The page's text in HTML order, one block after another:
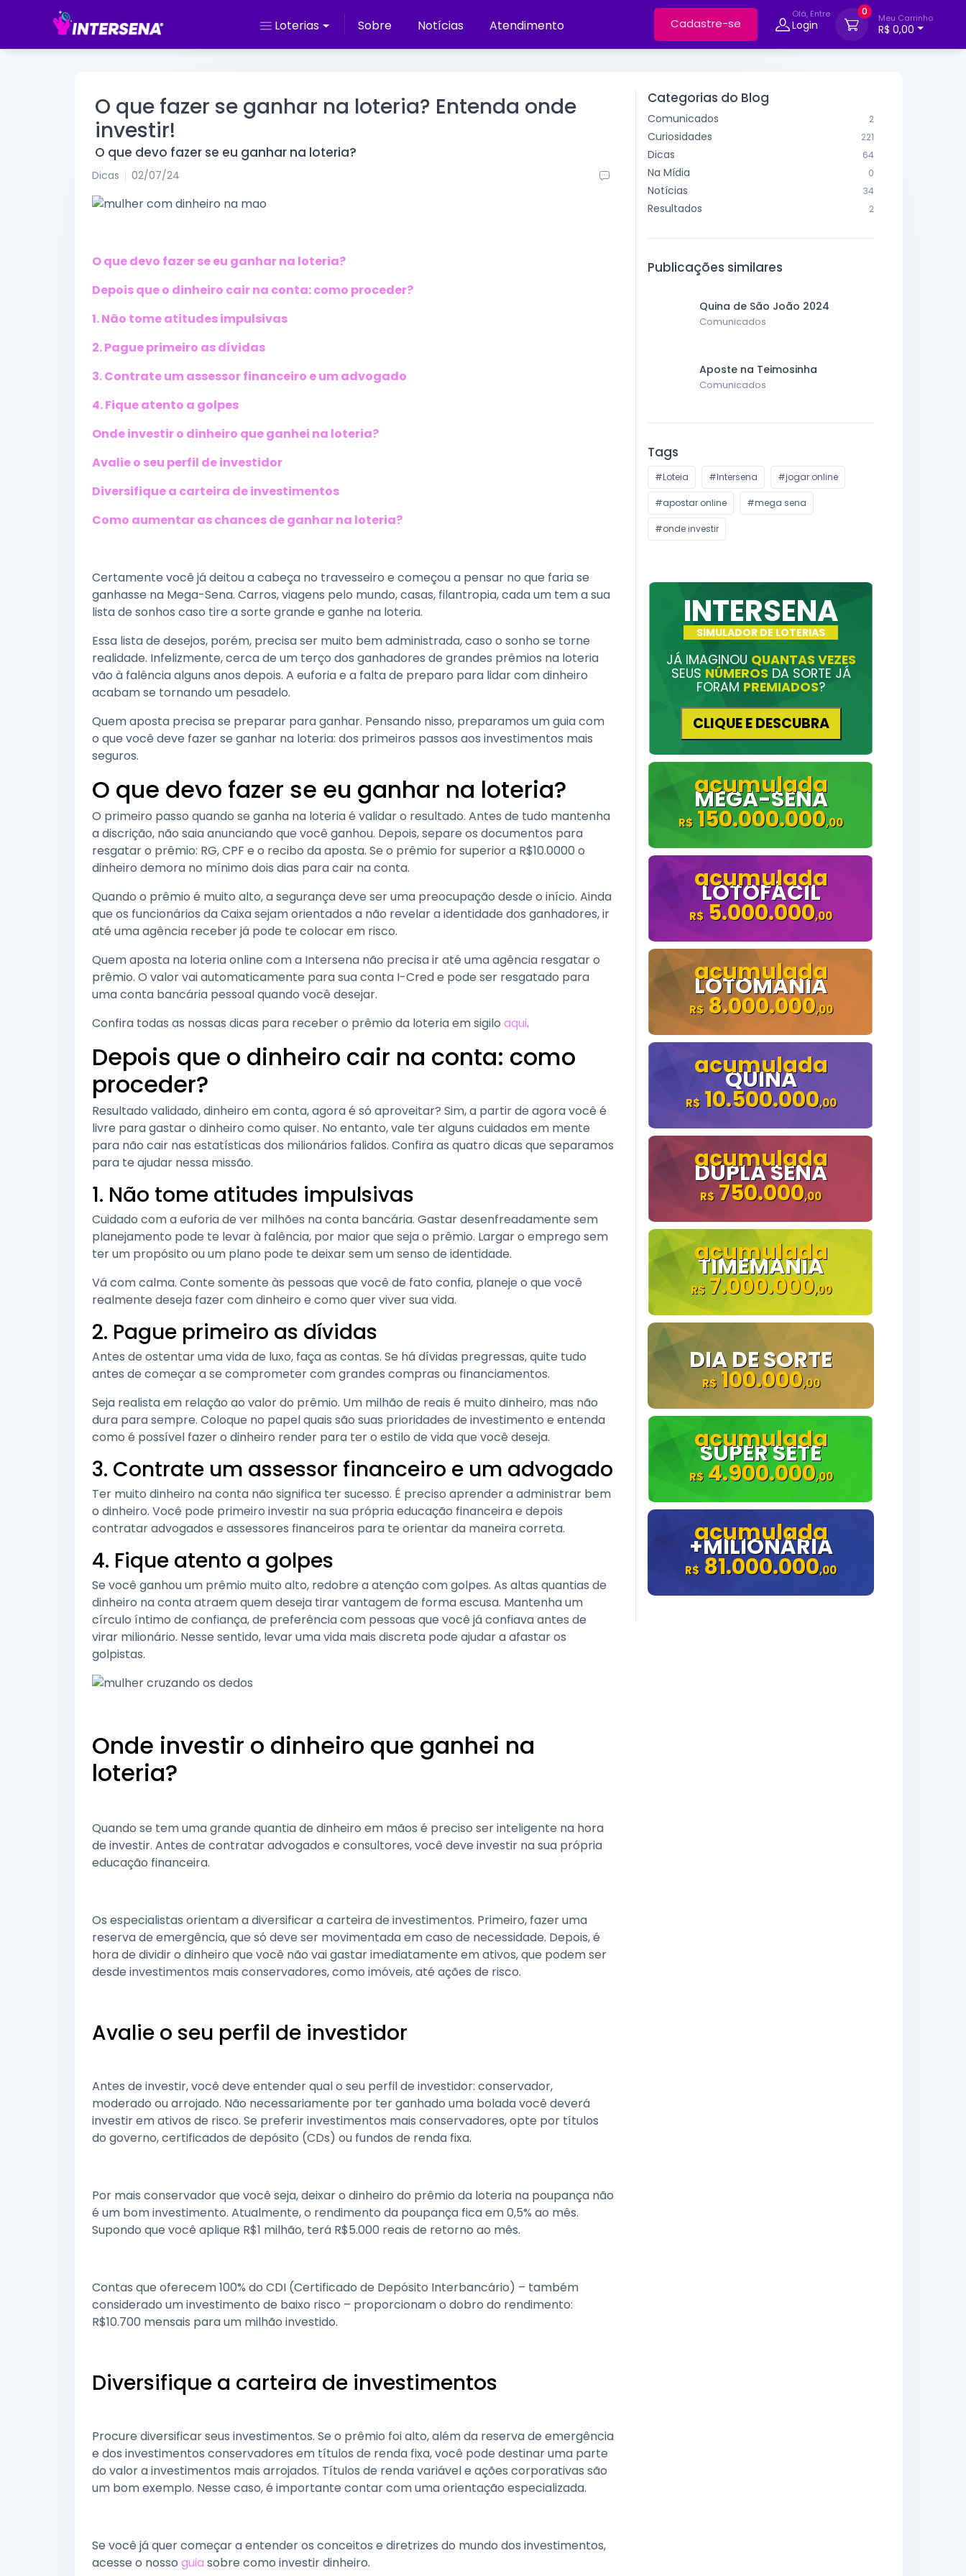
Loterias Sobre Notícias Atendimento Cadastre-se
Olá, Entre
Login
0
Meu Carrinho
R$ 0,00
O que fazer se ganhar na loteria? Entenda onde
investir!
O que devo fazer se eu ganhar na loteria?
Dicas 02/07/24
O que devo fazer se eu ganhar na loteria?
Depois que o dinheiro cair na conta: como proceder?
1. Não tome atitudes impulsivas
2. Pague primeiro as dívidas
3. Contrate um assessor financeiro e um advogado
4. Fique atento a golpes
Onde investir o dinheiro que ganhei na loteria?
Avalie o seu perfil de investidor
Diversifique a carteira de investimentos
Como aumentar as chances de ganhar na loteria?
Certamente você já deitou a cabeça no travesseiro e começou a pensar no que faria se
ganhasse na Mega-Sena. Carros, viagens pelo mundo, casas, filantropia, cada um tem a sua
lista de sonhos caso tire a sorte grande e ganhe na loteria.
Essa lista de desejos, porém, precisa ser muito bem administrada, caso o sonho se torne
realidade. Infelizmente, cerca de um terço dos ganhadores de grandes prêmios na loteria
vão à falência alguns anos depois. A euforia e a falta de preparo para lidar com dinheiro
acabam se tornando um pesadelo.
Quem aposta precisa se preparar para ganhar. Pensando nisso, preparamos um guia com
o que você deve fazer se ganhar na loteria: dos primeiros passos aos investimentos mais
seguros.
O que devo fazer se eu ganhar na loteria?
O primeiro passo quando se ganha na loteria é validar o resultado. Antes de tudo mantenha
a discrição, não saia anunciando que você ganhou. Depois, separe os documentos para
resgatar o prêmio: RG, CPF e o recibo da aposta. Se o prêmio for superior a R$10.0000 o
dinheiro demora no mínimo dois dias para cair na conta.
Quando o prêmio é muito alto, a segurança deve ser uma preocupação desde o início. Ainda
que os funcionários da Caixa sejam orientados a não revelar a identidade dos ganhadores, ir
até uma agência receber já pode te colocar em risco.
Quem aposta na loteria online com a Intersena não precisa ir até uma agência resgatar o
prêmio. O valor vai automaticamente para sua conta I-Cred e pode ser resgatado para
uma conta bancária pessoal quando você desejar.
Confira todas as nossas dicas para receber o prêmio da loteria em sigilo aqui.
Depois que o dinheiro cair na conta: como
proceder?
Resultado validado, dinheiro em conta, agora é só aproveitar? Sim, a partir de agora você é
livre para gastar o dinheiro como quiser. No entanto, vale ter alguns cuidados em mente
para não cair nas estatísticas dos milionários falidos. Confira as quatro dicas que separamos
para te ajudar nessa missão.
1. Não tome atitudes impulsivas
Cuidado com a euforia de ver milhões na conta bancária. Gastar desenfreadamente sem
planejamento pode te levar à falência, por maior que seja o prêmio. Largar o emprego sem
ter um propósito ou um plano pode te deixar sem um senso de identidade.
Vá com calma. Conte somente às pessoas que você de fato confia, planeje o que você
realmente deseja fazer com dinheiro e como quer viver sua vida.
2. Pague primeiro as dívidas
Antes de ostentar uma vida de luxo, faça as contas. Se há dívidas pregressas, quite tudo
antes de começar a se comprometer com grandes compras ou financiamentos.
Seja realista em relação ao valor do prêmio. Um milhão de reais é muito dinheiro, mas não
dura para sempre. Coloque no papel quais são suas prioridades de investimento e entenda
como é possível fazer o dinheiro render para ter o estilo de vida que você deseja.
3. Contrate um assessor financeiro e um advogado
Ter muito dinheiro na conta não significa ter sucesso. É preciso aprender a administrar bem
o dinheiro. Você pode primeiro investir na sua própria educação financeira e depois
contratar advogados e assessores financeiros para te orientar da maneira correta.
4. Fique atento a golpes
Se você ganhou um prêmio muito alto, redobre a atenção com golpes. As altas quantias de
dinheiro na conta atraem quem deseja tirar vantagem de forma escusa. Mantenha um
círculo íntimo de confiança, de preferência com pessoas que você já confiava antes de
virar milionário. Nesse sentido, levar uma vida mais discreta pode ajudar a afastar os
golpistas.
Onde investir o dinheiro que ganhei na
loteria?
Quando se tem uma grande quantia de dinheiro em mãos é preciso ser inteligente na hora
de investir. Antes de contratar advogados e consultores, você deve investir na sua própria
educação financeira.
Os especialistas orientam a diversificar a carteira de investimentos. Primeiro, fazer uma
reserva de emergência, que só deve ser movimentada em caso de necessidade. Depois, é
hora de dividir o dinheiro que você não vai gastar imediatamente em ativos, que podem ser
desde investimentos mais conservadores, como imóveis, até ações de risco.
Avalie o seu perfil de investidor
Antes de investir, você deve entender qual o seu perfil de investidor: conservador,
moderado ou arrojado. Não necessariamente por ter ganhado uma bolada você deverá
investir em ativos de risco. Se preferir investimentos mais conservadores, opte por títulos
do governo, certificados de depósito (CDs) ou fundos de renda fixa.
Por mais conservador que você seja, deixar o dinheiro do prêmio da loteria na poupança não
é um bom investimento. Atualmente, o rendimento da poupança fica em 0,5% ao mês.
Supondo que você aplique R$1 milhão, terá R$5.000 reais de retorno ao mês.
Contas que oferecem 100% do CDI (Certificado de Depósito Interbancário) – também
considerado um investimento de baixo risco – proporcionam o dobro do rendimento:
R$10.700 mensais para um milhão investido.
Diversifique a carteira de investimentos
Procure diversificar seus investimentos. Se o prêmio foi alto, além da reserva de emergência
e dos investimentos conservadores em títulos de renda fixa, você pode destinar uma parte
do valor a investimentos mais arrojados. Títulos de renda variável e ações corporativas são
um bom exemplo. Nesse caso, é importante contar com uma orientação especializada.
Se você já quer começar a entender os conceitos e diretrizes do mundo dos investimentos,
acesse o nosso guia sobre como investir dinheiro.
Categorias do Blog
Comunicados 2
Curiosidades 221
Dicas 64
Na Mídia 0
Notícias 34
Resultados 2
Publicações similares
Quina de São João 2024
Comunicados
Aposte na Teimosinha
Comunicados
Tags
#Loteia #Intersena #jogar online
#apostar online #mega sena
#onde investir
INTERSENA
SIMULADOR DE LOTERIAS
JÁ IMAGINOU QUANTAS VEZES
SEUS NÚMEROS DA SORTE JÁ
FORAM PREMIADOS?
CLIQUE E DESCUBRA
MEGA-SENA
150.000.000
LOTOFÁCIL
5.000.000
LOTOMANIA
8.000.000
QUINA
10.500.000
DUPLA SENA
750.000
TIMEMANIA
7.000.000
DIA DE SORTE
100.000
SUPER SETE
4.900.000
+MILIONÁRIA
81.000.000